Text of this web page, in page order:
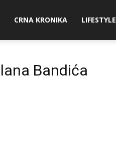
CRNA KRONIKA LIFESTYLE
Bandića